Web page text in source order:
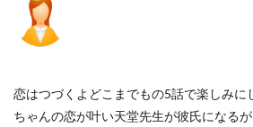
恋はつづくよどこまでもの5話で楽しみに
ちゃんの恋が叶い天堂先生が彼氏になる